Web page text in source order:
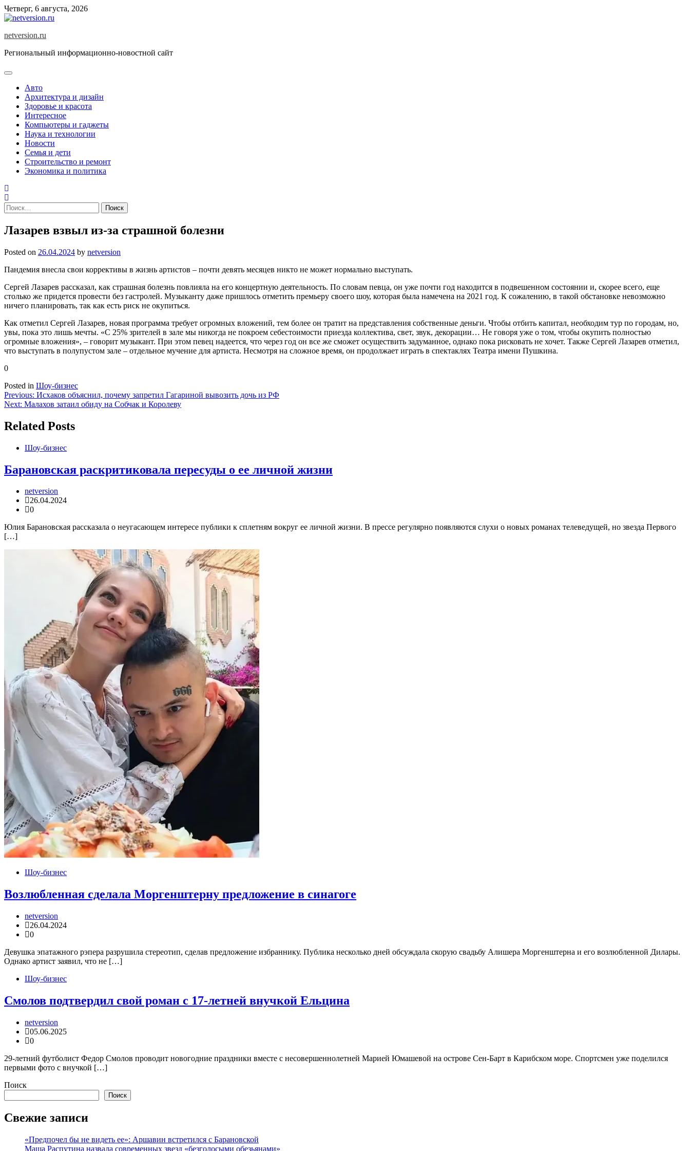
Skip
to
Четверг, 6 августа, 2026
netversion.ru
Региональный информационно-новостной сайт
Авто
Архитектура и дизайн
Здоровье и красота
Интересное
Компьютеры и гаджеты
Наука и технологии
Новости
Семья и дети
Строительство и ремонт
Экономика и политика
Найти:
Лазарев взвыл из-за страшной болезни
Posted on 26.04.2024 by netversion
Пандемия внесла свои коррективы в жизнь артистов – почти девять месяцев никто не может нормально выступать.
Сергей Лазарев рассказал, как страшная болезнь повлияла на его концертную деятельность. По словам певца, он уже почти год находится в подвешенном состоянии и, скорее всего, еще
столько же придется провести без гастролей. Музыканту даже пришлось отметить премьеру своего шоу, которая была намечена на 2021 год. К сожалению, в такой обстановке невозможно
ничего планировать, так как есть риск не окупиться.
Как отметил Сергей Лазарев, новая программа требует огромных вложений, тем более он тратит на представления собственные деньги. Чтобы отбить капитал, необходим тур по городам, но,
увы, пока это лишь мечты. «С 25% зрителей в зале мы никогда не покроем себестоимости приезда коллектива, свет, звук, декорации… Не говоря уже о том, чтобы окупить полностью
огромные вложения», – говорит музыкант. При этом певец надеется, что через год он все же сможет осуществить задуманное, однако пока рисковать не хочет. Также Сергей Лазарев отметил,
что выступать в полупустом зале – отдельное мучение для артиста. Несмотря на сложное время, он продолжает играть в спектаклях Театра имени Пушкина.
0
Posted in Шоу-бизнес
Навигация
по
записям
Previous: Исхаков объяснил, почему запретил Гагариной вывозить дочь из РФ
Next: Малахов затаил обиду на Собчак и Королеву
Related Posts
Шоу-бизнес
Барановская раскритиковала пересуды о ее личной жизни
netversion
26.04.2024
0
Юлия Барановская рассказала о неугасающем интересе публики к сплетням вокруг ее личной жизни. В прессе регулярно появляются слухи о новых романах телеведущей, но звезда Первого
[…]
Шоу-бизнес
Возлюбленная сделала Моргенштерну предложение в синагоге
netversion
26.04.2024
0
Девушка эпатажного рэпера разрушила стереотип, сделав предложение избраннику. Публика несколько дней обсуждала скорую свадьбу Алишера Моргенштерна и его возлюбленной Дилары.
Однако артист заявил, что не […]
Шоу-бизнес
Смолов подтвердил свой роман с 17-летней внучкой Ельцина
netversion
05.06.2025
0
29-летний футболист Федор Смолов проводит новогодние праздники вместе с несовершеннолетней Марией Юмашевой на острове Сен-Барт в Карибском море. Спортсмен уже поделился
первыми фото с внучкой […]
Поиск
Поиск
Свежие записи
«Предпочел бы не видеть ее»: Аршавин встретился с Барановской
Маша Распутина назвала современных звезд «безголосыми обезьянами»